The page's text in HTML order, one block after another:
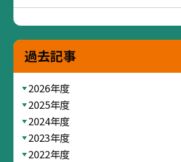
過去記事
2026年度
2025年度
2024年度
2023年度
2022年度